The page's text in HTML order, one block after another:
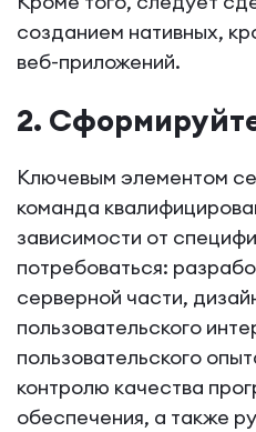
созданием нативных,
веб-приложений.
2.
Ключевым элементом
команда
зависимости от
потребоваться:
серверной части,
пользовательского
пользовательского
контролю качества
обеспечения, а также